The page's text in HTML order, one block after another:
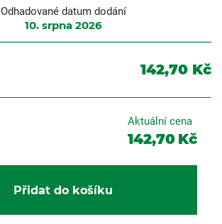
Odhadované datum dodání
10. srpna 2026
142,70 Kč
Aktuální cena
142,70 Kč
Přidat do košíku